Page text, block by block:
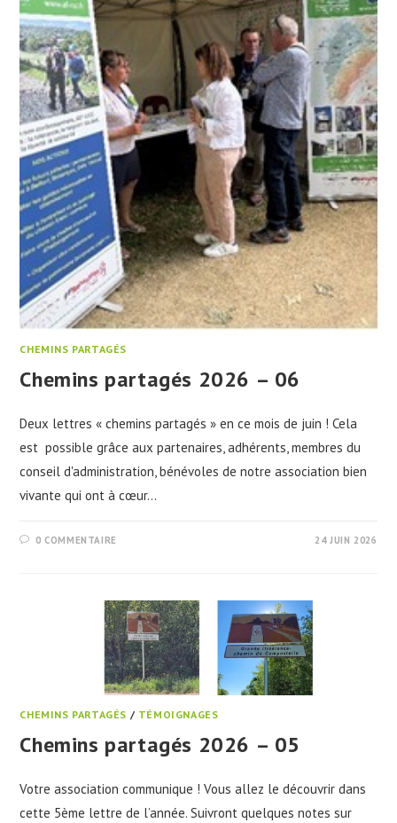
CHEMINS PARTAGÉS
Chemins partagés 2026 – 06
Deux lettres « chemins partagés » en ce mois de juin ! Cela
est possible grâce aux partenaires, adhérents, membres du
conseil d'administration, bénévoles de notre association bien
vivante qui ont à cœur…
0 COMMENTAIRE 24 JUIN 2026
CHEMINS PARTAGÉS / TÉMOIGNAGES
Chemins partagés 2026 – 05
Votre association communique ! Vous allez le découvrir dans
cette 5ème lettre de l’année. Suivront quelques notes sur